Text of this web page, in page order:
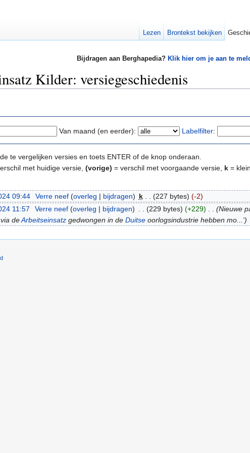
Bijdragen aan Berghapedia? Klik hier om je aan te
Kilder: versiegeschiedenis
Van maand (en eerder): Labelfilter:
te vergelijken versies en toets ENTER of de knop onderaan.
met huidige versie, (vorige) = verschil met voorgaande versie, k =
09:44 Verre neef (overleg | bijdragen) k (227 bytes) (-2)
11:57 Verre neef (overleg | bijdragen) . . (229 bytes) (+229) . . (Nieuwe
via deArbeitseinsatz gedwongen in deDuitse oorlogsindustrie hebben mo...')
Lezen Brontekst bekijken